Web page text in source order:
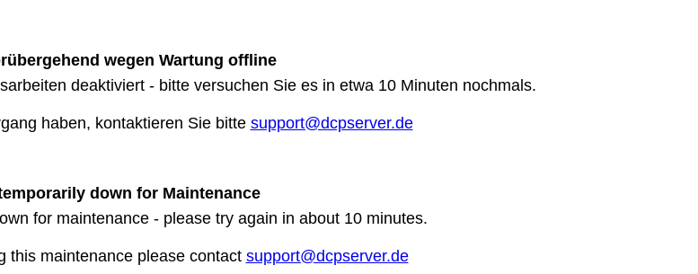
wegen Wartung offline
deaktiviert - bitte versuchen Sie es in etwa 10 Minuten nochmals.
haben, kontaktieren Sie bitte support@dcpserver.de
down for Maintenance
for maintenance - please try again in about 10 minutes.
this maintenance please contact support@dcpserver.de